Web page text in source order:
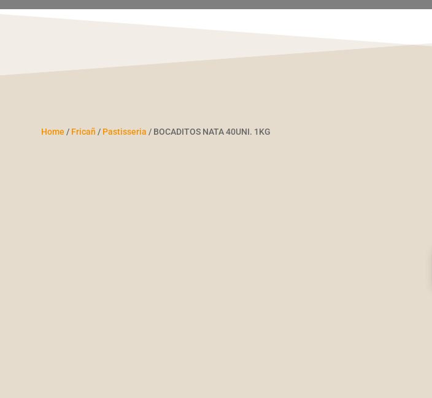
Home / Fricañ / Pastisseria / BOCADITOS NATA 40UNI. 1KG